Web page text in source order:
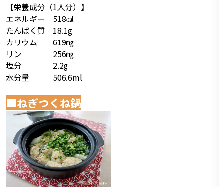
【栄養成分（1人分）】
エネルギー 518㎉
たんぱく質 18.1g
カリウム 619㎎
リン 256㎎
塩分 2.2g
水分量 506.6ml
■ねぎつくね鍋